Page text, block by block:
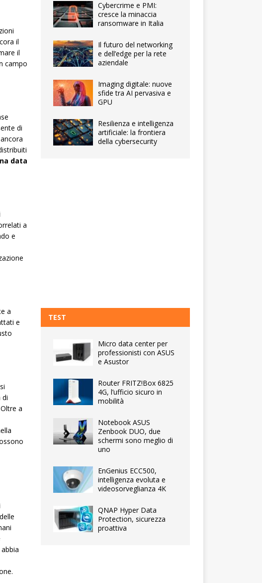
il
il
campo
di
data
a
e
a
e
di
a
Cybercrime e PMI:
cresce la minaccia
ransomware in Italia
Il futuro del networking
e dell’edge per la rete
aziendale
Imaging digitale: nuove
sfide tra AI pervasiva e
GPU
Resilienza e intelligenza
artificiale: la frontiera
della cybersecurity
TEST
Micro data center per
professionisti con ASUS
e Asustor
Router FRITZ!Box 6825
4G, l’ufficio sicuro in
mobilità
Notebook ASUS
Zenbook DUO, due
schermi sono meglio di
uno
EnGenius ECC500,
intelligenza evoluta e
videosorveglianza 4K
QNAP Hyper Data
Protection, sicurezza
proattiva